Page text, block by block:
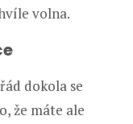
volna.
dokola se
že máte ale